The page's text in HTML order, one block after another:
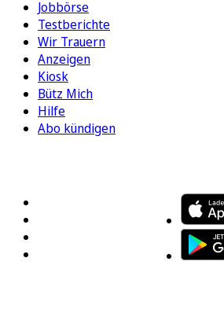
Jobbörse
Testberichte
Wir Trauern
Anzeigen
Kiosk
Bütz Mich
Hilfe
Abo kündigen